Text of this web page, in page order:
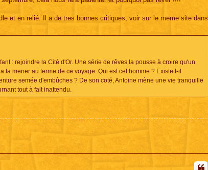
et en relié. Il a de tres bonnes critiques, voir sur le meme site dans
: rejoindre la Cité d'Or. Une série de rêves la pousse à croire qu'un
mener au terme de ce voyage. Qui est cet homme ? Existe t-il
semée d'embûches ? De son coté, Antoine mène une vie tranquille
tout à fait inattendu.